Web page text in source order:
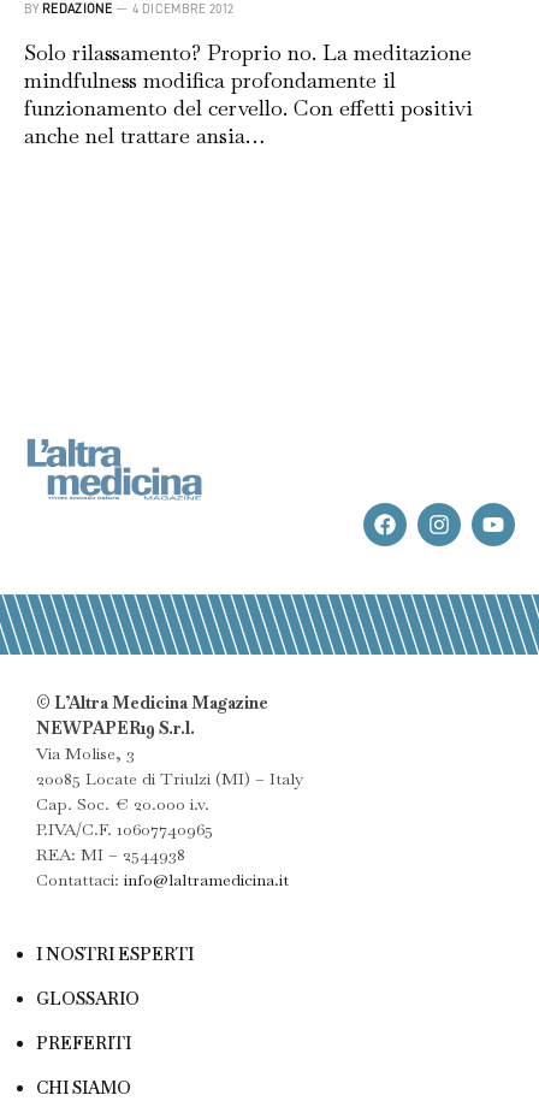
BY REDAZIONE 4 DICEMBRE 2012
Solo rilassamento? Proprio no. La meditazione
mindfulness modifica profondamente il
funzionamento del cervello. Con effetti positivi
anche nel trattare ansia…
© L’Altra Medicina Magazine
NEWPAPER19 S.r.l.
Via Molise, 3
20085 Locate di Triulzi (MI) – Italy
Cap. Soc. € 20.000 i.v.
P.IVA/C.F. 10607740965
REA: MI – 2544938
Contattaci: info@laltramedicina.it
I NOSTRI ESPERTI
GLOSSARIO
PREFERITI
CHI SIAMO